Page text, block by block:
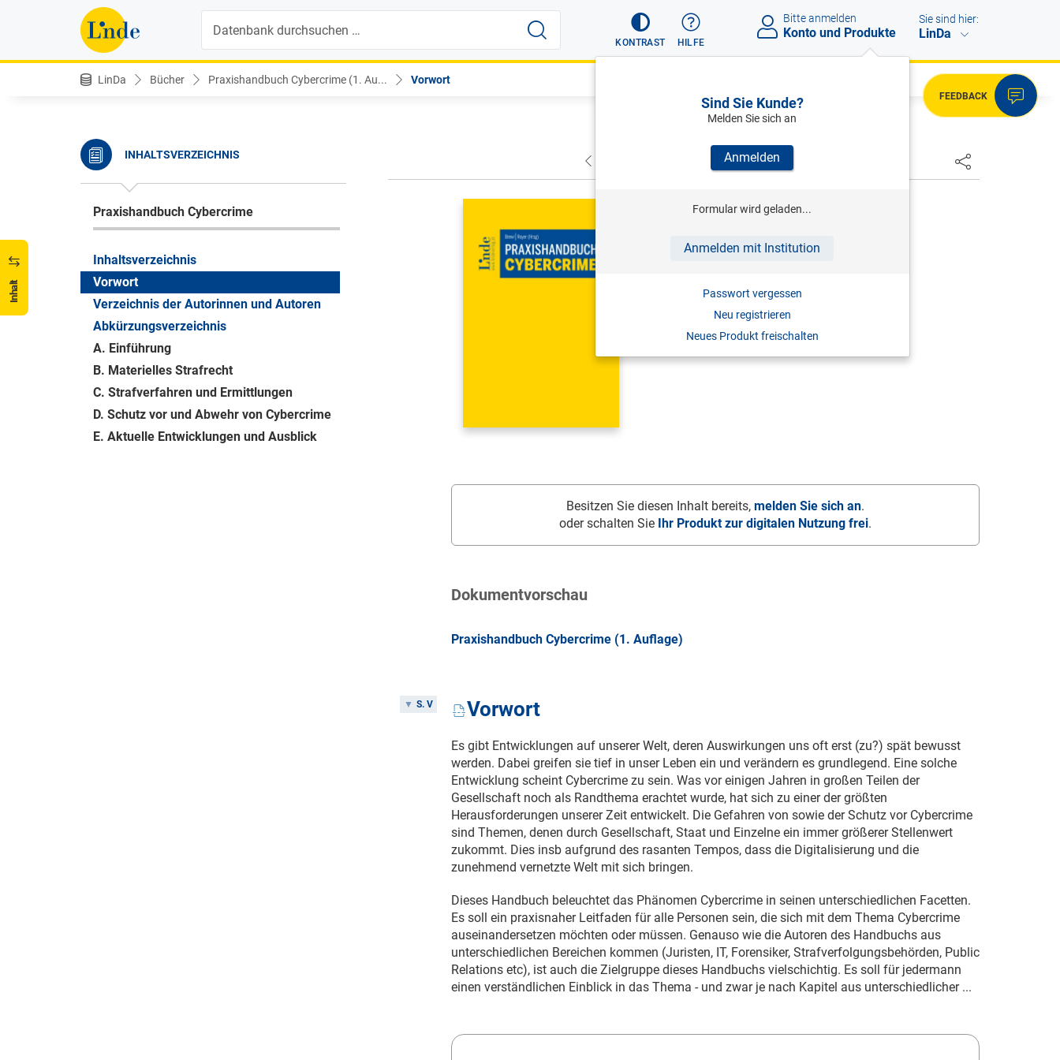
KONTRAST HILFE
Bitte anmelden
Konto und Produkte
Sind Sie Kunde?
Melden Sie sich an
Anmelden
Formular wird geladen...
Anmelden mit Institution
Passwort vergessen
Neu registrieren
Neues Produkt freischalten
Sie sind hier:
LinDa
LinDa Bücher Praxishandbuch Cybercrime (1. Au... Vorwort
FEEDBACK
Inhalt
INHALTSVERZEICHNIS
Praxishandbuch Cybercrime
Inhaltsverzeichnis
Vorwort
Verzeichnis der Autorinnen und Autoren
Abkürzungsverzeichnis
A. Einführung
B. Materielles Strafrecht
C. Strafverfahren und Ermittlungen
D. Schutz vor und Abwehr von Cybercrime
E. Aktuelle Entwicklungen und Ausblick
NÄCHSTER
BREWI/ROYER (HRSG)
Print-ISBN: 978-3-7073-5175-0
Besitzen Sie diesen Inhalt bereits, melden Sie sich an.
oder schalten Sie Ihr Produkt zur digitalen Nutzung frei.
Dokumentvorschau
Praxishandbuch Cybercrime (1. Auflage)
S. V Vorwort
Es gibt Entwicklungen auf unserer Welt, deren Auswirkungen uns oft erst (zu?) spät bewusst
werden. Dabei greifen sie tief in unser Leben ein und verändern es grundlegend. Eine solche
Entwicklung scheint Cybercrime zu sein. Was vor einigen Jahren in großen Teilen der
Gesellschaft noch als Randthema erachtet wurde, hat sich zu einer der größten
Herausforderungen unserer Zeit entwickelt. Die Gefahren von sowie der Schutz vor Cybercrime
sind Themen, denen durch Gesellschaft, Staat und Einzelne ein immer größerer Stellenwert
zukommt. Dies insb aufgrund des rasanten Tempos, dass die Digitalisierung und die
zunehmend vernetzte Welt mit sich bringen.
Dieses Handbuch beleuchtet das Phänomen Cybercrime in seinen unterschiedlichen Facetten.
Es soll ein praxisnaher Leitfaden für alle Personen sein, die sich mit dem Thema Cybercrime
auseinandersetzen möchten oder müssen. Genauso wie die Autoren des Handbuchs aus
unterschiedlichen Bereichen kommen (Juristen, IT, Forensiker, Strafverfolgungsbehörden, Public
Relations etc), ist auch die Zielgruppe dieses Handbuchs vielschichtig. Es soll für jedermann
einen verständlichen Einblick in das Thema - und zwar je nach Kapitel aus unterschiedlicher ...